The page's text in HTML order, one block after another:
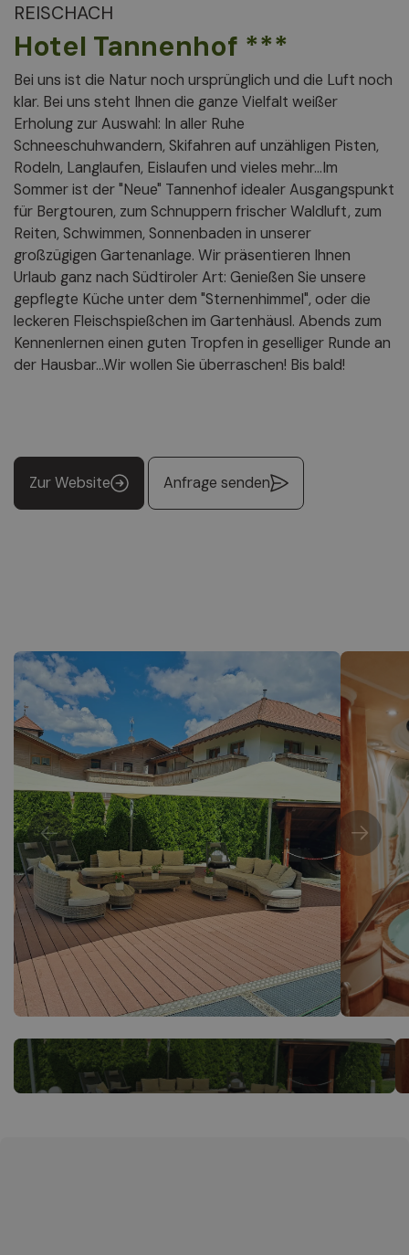
REISCHACH
Hotel Tannenhof ***
Bei uns ist die Natur noch ursprünglich und die Luft noch
klar. Bei uns steht Ihnen die ganze Vielfalt weißer
Erholung zur Auswahl: In aller Ruhe
Schneeschuhwandern, Skifahren auf unzähligen Pisten,
Rodeln, Langlaufen, Eislaufen und vieles mehr...Im
Sommer ist der "Neue" Tannenhof idealer Ausgangspunkt
für Bergtouren, zum Schnuppern frischer Waldluft, zum
Reiten, Schwimmen, Sonnenbaden in unserer
großzügigen Gartenanlage. Wir präsentieren Ihnen
Urlaub ganz nach Südtiroler Art: Genießen Sie unsere
gepflegte Küche unter dem "Sternenhimmel", oder die
leckeren Fleischspießchen im Gartenhäusl. Abends zum
Kennenlernen einen guten Tropfen in geselliger Runde an
der Hausbar...Wir wollen Sie überraschen! Bis bald!
Zur Website Anfrage senden